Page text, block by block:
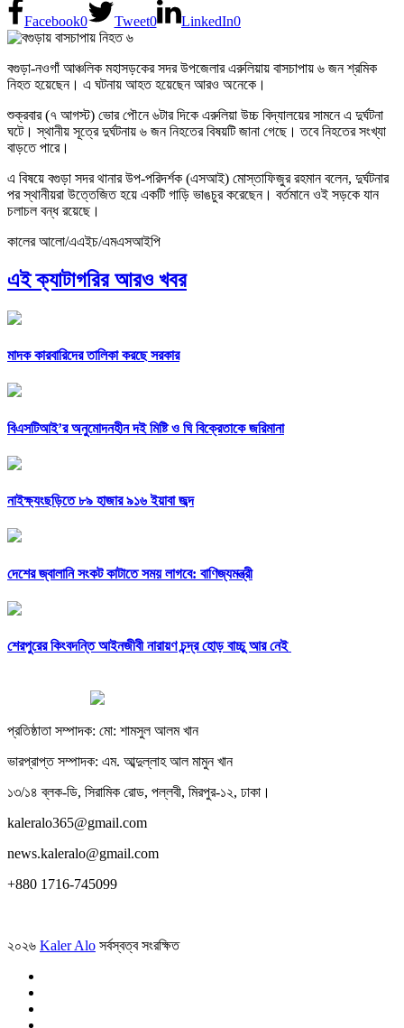
Facebook0 Tweet0 LinkedIn0
বগুড়া-নওগাঁ আঞ্চলিক মহাসড়কের সদর উপজেলার এরুলিয়ায় বাসচাপায় ৬ জন শ্রমিক
নিহত হয়েছেন। এ ঘটনায় আহত হয়েছেন আরও অনেকে।
শুক্রবার (৭ আগস্ট) ভোর পৌনে ৬টার দিকে এরুলিয়া উচ্চ বিদ্যালয়ের সামনে এ দুর্ঘটনা
ঘটে। স্থানীয় সূত্রে দুর্ঘটনায় ৬ জন নিহতের বিষয়টি জানা গেছে। তবে নিহতের সংখ্যা
বাড়তে পারে।
এ বিষয়ে বগুড়া সদর থানার উপ-পরিদর্শক (এসআই) মোস্তাফিজুর রহমান বলেন, দুর্ঘটনার
পর স্থানীয়রা উত্তেজিত হয়ে একটি গাড়ি ভাঙচুর করেছেন। বর্তমানে ওই সড়কে যান
চলাচল বন্ধ রয়েছে।
কালের আলো/এএইচ/এমএসআইপি
এই ক্যাটাগরির আরও খবর
মাদক কারবারিদের তালিকা করছে সরকার
বিএসটিআই’র অনুমোদনহীন দই মিষ্টি ও ঘি বিক্রেতাকে জরিমানা
নাইক্ষ্যংছড়িতে ৮৯ হাজার ৯১৬ ইয়াবা জব্দ
দেশের জ্বালানি সংকট কাটাতে সময় লাগবে: বাণিজ্যমন্ত্রী
শেরপুরের কিংবদন্তি আইনজীবী নারায়ণ চন্দ্র হোড় বাচ্চু আর নেই
প্রতিষ্ঠাতা সম্পাদক: মো: শামসুল আলম খান
ভারপ্রাপ্ত সম্পাদক: এম. আব্দুল্লাহ আল মামুন খান
১৩/১৪ ব্লক-ডি, সিরামিক রোড, পল্লবী, মিরপুর-১২, ঢাকা।
kaleralo365@gmail.com
news.kaleralo@gmail.com
+880 1716-745099
২০২৬ Kaler Alo সর্বস্বত্ব সংরক্ষিত